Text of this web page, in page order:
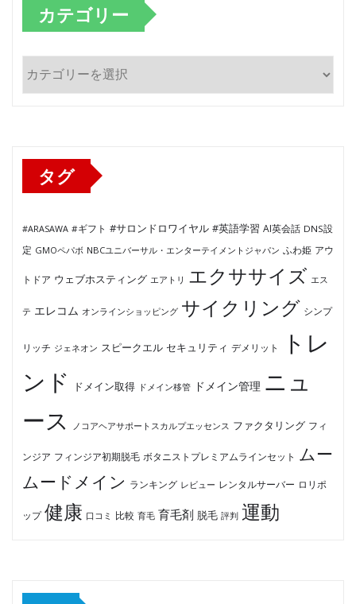
カテゴリー
カ
タグ
#ARASAWA #ギフト #サロンドロワイヤル #英語学習 AI英会話 DNS設
定 GMOペパボ NBCユニバーサル・エンターテイメントジャパン ふわ姫 アウ
トドア ウェブホスティング エアトリ エクササイズ エス
テ エレコム オンラインショッピング サイクリング シンプ
リッチ ジェネオン スピークエル セキュリティ デメリット
トレ
ンド
ドメイン取得 ドメイン移管 ドメイン管理 ニュ
ース
ノコアヘアサポートスカルプエッセンス ファクタリング フィ
ンジア フィンジア初期脱毛 ボタニストプレミアムラインセット ムー
ムードメイン ランキング レビュー レンタルサーバー ロリポ
ップ 健康 口コミ 比較 育毛 育毛剤 脱毛 評判 運動